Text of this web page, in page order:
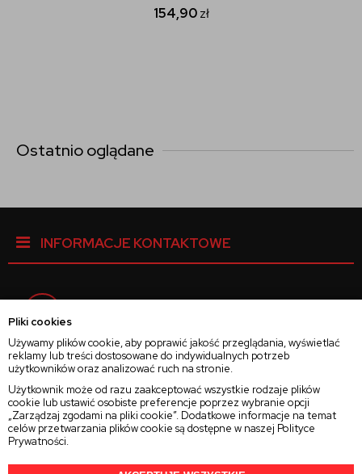
Pliki cookies
Używamy plików cookie, aby poprawić jakość przeglądania, wyświetlać
reklamy lub treści dostosowane do indywidualnych potrzeb
użytkowników oraz analizować ruch na stronie.
Użytkownik może od razu zaakceptować wszystkie rodzaje plików
cookie lub ustawić osobiste preferencje poprzez wybranie opcji
„Zarządzaj zgodami na pliki cookie”. Dodatkowe informacje na temat
celów przetwarzania plików cookie są dostępne w naszej Polityce
Prywatności.
154,90zł
Ostatnio oglądane
INFORMACJE KONTAKTOWE
Instagram
Twitter